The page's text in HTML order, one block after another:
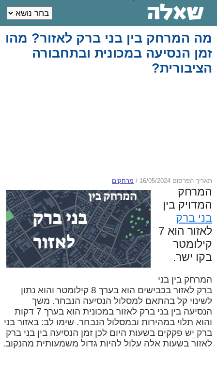
מה המרחק בין בני ברק לאזור? מהו
זמן הנסיעה במכונית ובתחבורה
הציבורית?
תאריך הפרסום 16/05/2024 / מרחקים
המרחק
המדויק בין
בני ברק
לאזור הוא 7
קילומטר
בקו ישר.
המרחק בין בני
ברק לאזור בכבישים הוא בערך 8 קילומטר והוא נתון
לשינוי קל בהתאם למסלול הנסיעה הנבחר. משך
הנסיעה בין בני ברק לאזור במכונית הוא בערך 7 דקות
והוא תלוי במהירות ובמסלול הנבחר. שימו לב: באזור בני
ברק יש פקקים בשעות היום לכן זמן הנסיעה בין בני ברק
לאזור בשעות אלה עלול להיות גדול משמעותית מהנקוב.